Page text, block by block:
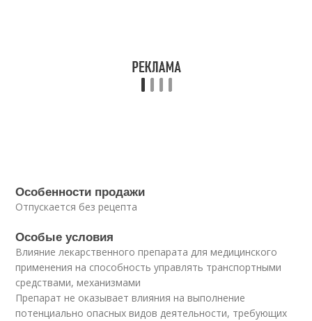
Особенности продажи
Отпускается без рецепта
Особые условия
Влияние лекарственного препарата для медицинского
применения на способность управлять транспортными
средствами, механизмами
Препарат не оказывает влияния на выполнение
потенциально опасных видов деятельности, требующих